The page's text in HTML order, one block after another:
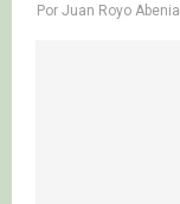
Por Juan Royo Abenia